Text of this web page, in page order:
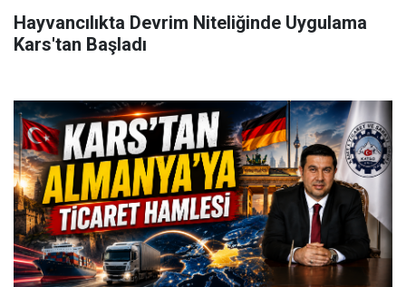
Hayvancılıkta Devrim Niteliğinde Uygulama
Kars'tan Başladı